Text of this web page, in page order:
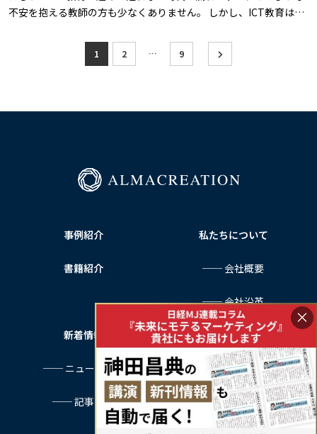
不安を抱える教師の方も少なくありません。 しかし、ICT教育は難
な指導をできる教育法です。 本記事では、ICT教育の基本から具体
的な活用法、そしてメリット・デメリットまでを詳しく解説しま
ペ
1 2 … 9
×
事例紹介
書籍紹介
私たちについて
── 会社概要
── 会社沿革
新着情報
── ニュース一覧
── 記事一覧
サービス利用規約
プライバシーポリシー
特定商取引法に基づく表記